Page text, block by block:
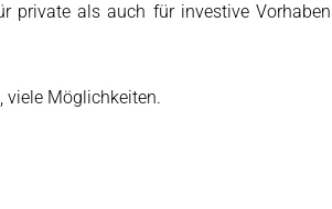
private als auch für investive Vorhaben
viele Möglichkeiten.